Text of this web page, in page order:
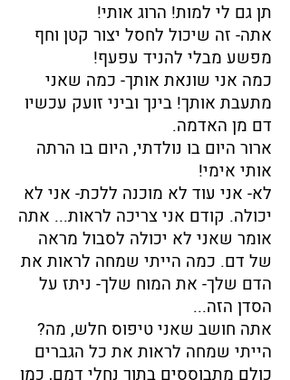
תן גם לי למות! הרוג אותי!
אתה- זה שיכול לחסל יצור קטן וחף
מפשע מבלי להניד עפעף!
כמה אני שונאת אותך- כמה שאני
מתעבת אותך! בינך וביני זועק עכשיו
דם מן האדמה.
ארור היום בו נולדתי, היום בו הרתה
אותי אימי!
לא- אני עוד לא מוכנה ללכת- אני לא
יכולה. קודם אני צריכה לראות... אתה
אומר שאני לא יכולה לסבול מראה
של דם. כמה הייתי שמחה לראות את
הדם שלך- את המוח שלך- ניתז על
הסדן הזה...
אתה חושב שאני טיפוס חלש, מה?
הייתי שמחה לראות את כל הגברים
כולם מתבוססים בתוך נחלי דמם, כמו